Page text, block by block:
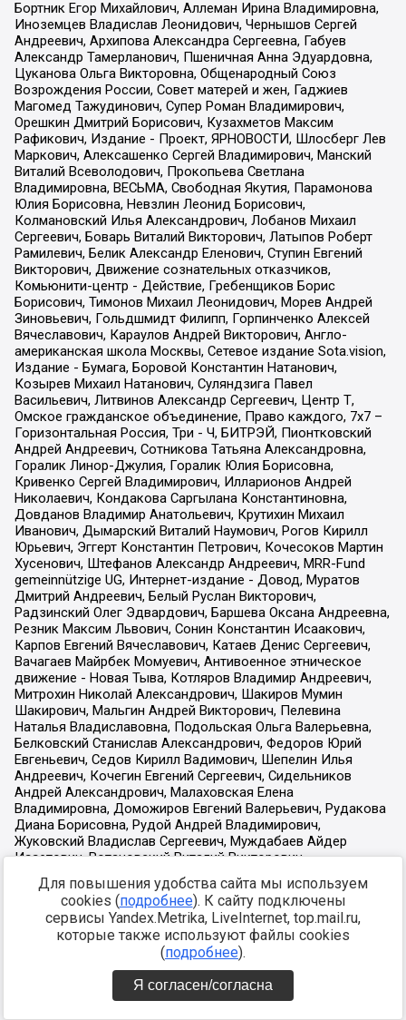
Для повышения удобства сайта мы используем
cookies (подробнее). К сайту подключены
сервисы Yandex.Metrika, LiveInternet, top.mail.ru,
которые также используют файлы cookies
(подробнее).
Я согласен/согласна